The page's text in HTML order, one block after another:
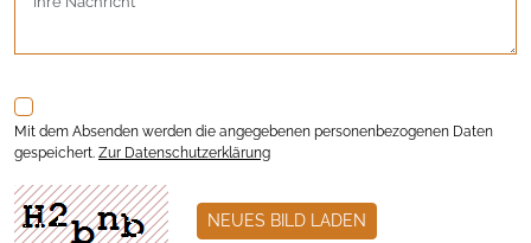
Mit dem Absenden werden die angegebenen personenbezogenen Daten
gespeichert. Zur Datenschutzerklärung
NEUES BILD LADEN